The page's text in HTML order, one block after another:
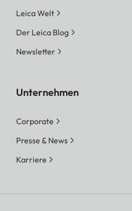
Leica Welt
Der Leica Blog
Newsletter
Unternehmen
Corporate
Presse & News
Karriere